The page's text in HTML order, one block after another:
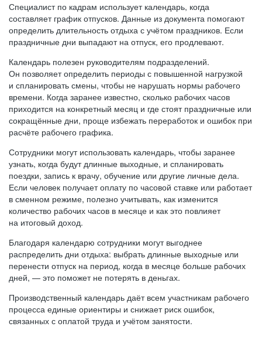
Специалист по кадрам использует календарь, когда
составляет график отпусков. Данные из документа помогают
определить длительность отдыха с учётом праздников. Если
праздничные дни выпадают на отпуск, его продлевают.
Календарь полезен руководителям подразделений.
Он позволяет определить периоды с повышенной нагрузкой
и спланировать смены, чтобы не нарушать нормы рабочего
времени. Когда заранее известно, сколько рабочих часов
приходится на конкретный месяц и где стоят праздничные или
сокращённые дни, проще избежать переработок и ошибок при
расчёте рабочего графика.
Сотрудники могут использовать календарь, чтобы заранее
узнать, когда будут длинные выходные, и спланировать
поездки, запись к врачу, обучение или другие личные дела.
Если человек получает оплату по часовой ставке или работает
в сменном режиме, полезно учитывать, как изменится
количество рабочих часов в месяце и как это повлияет
на итоговый доход.
Благодаря календарю сотрудники могут выгоднее
распределить дни отдыха: выбрать длинные выходные или
перенести отпуск на период, когда в месяце больше рабочих
дней, — это поможет не потерять в деньгах.
Производственный календарь даёт всем участникам рабочего
процесса единые ориентиры и снижает риск ошибок,
связанных с оплатой труда и учётом занятости.